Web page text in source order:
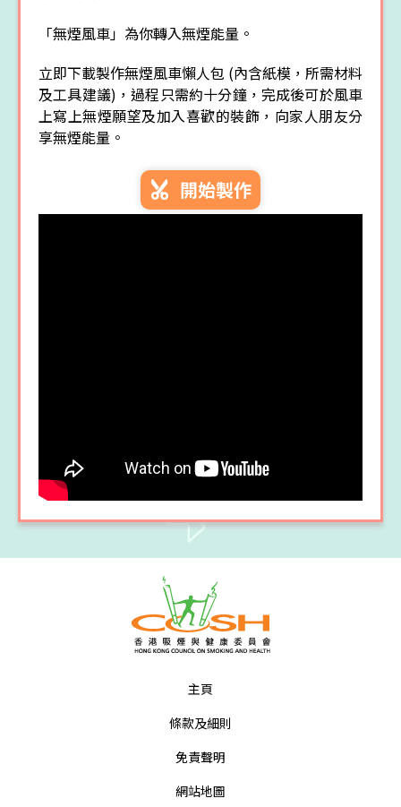
「無煙風車」為你轉入無煙能量。
立即下載製作無煙風車懶人包 (內含紙模，所需材料
及工具建議)，過程只需約十分鐘，完成後可於風車
上寫上無煙願望及加入喜歡的裝飾，向家人朋友分
享無煙能量。
開始製作
主頁
條款及細則
免責聲明
網站地圖